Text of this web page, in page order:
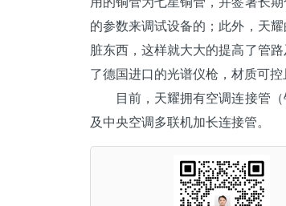
的参数来调试设备的；此外，天
脏东西，这样就大大的提高了管
了德国进口的光谱仪枪，材质可
目前，天耀拥有空调连接管（
及中央空调多联机加长连接管。